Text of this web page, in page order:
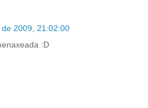
de 2009, 21:02:00
:D